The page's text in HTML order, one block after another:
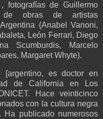
fotografías de Guillermo
obras de artistas
(Anabel Vanoni,
León Ferrari, Diego
Scumburdis, Marcelo
Margaret Whyte).
[argentino, es doctor en
de California en Los
Hace veinticinco
con la cultura negra
Ha publicado numerosos